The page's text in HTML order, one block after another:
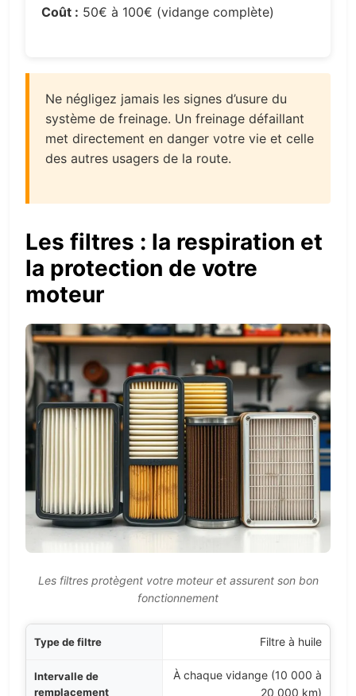
Coût : 50€ à 100€ (vidange complète)
Ne négligez jamais les signes d’usure du
système de freinage. Un freinage défaillant
met directement en danger votre vie et celle
des autres usagers de la route.
Les filtres : la respiration et
la protection de votre
moteur
Les filtres protègent votre moteur et assurent son bon
fonctionnement
Filtre à huile
À chaque vidange (10 000 à
20 000 km)